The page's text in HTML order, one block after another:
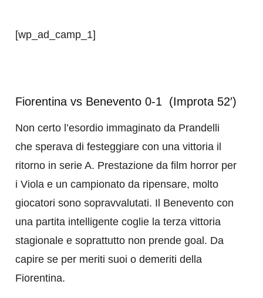
[wp_ad_camp_1]
Fiorentina vs Benevento 0-1 (Improta 52′)
Non certo l’esordio immaginato da Prandelli
che sperava di festeggiare con una vittoria il
ritorno in serie A. Prestazione da film horror per
i Viola e un campionato da ripensare, molto
giocatori sono sopravvalutati. Il Benevento con
una partita intelligente coglie la terza vittoria
stagionale e soprattutto non prende goal. Da
capire se per meriti suoi o demeriti della
Fiorentina.